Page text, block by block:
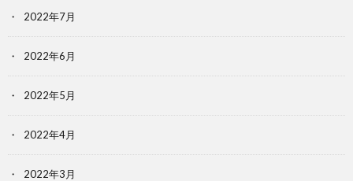
2022年7月
2022年6月
2022年5月
2022年4月
2022年3月